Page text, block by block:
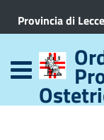
Provincia di Lecce